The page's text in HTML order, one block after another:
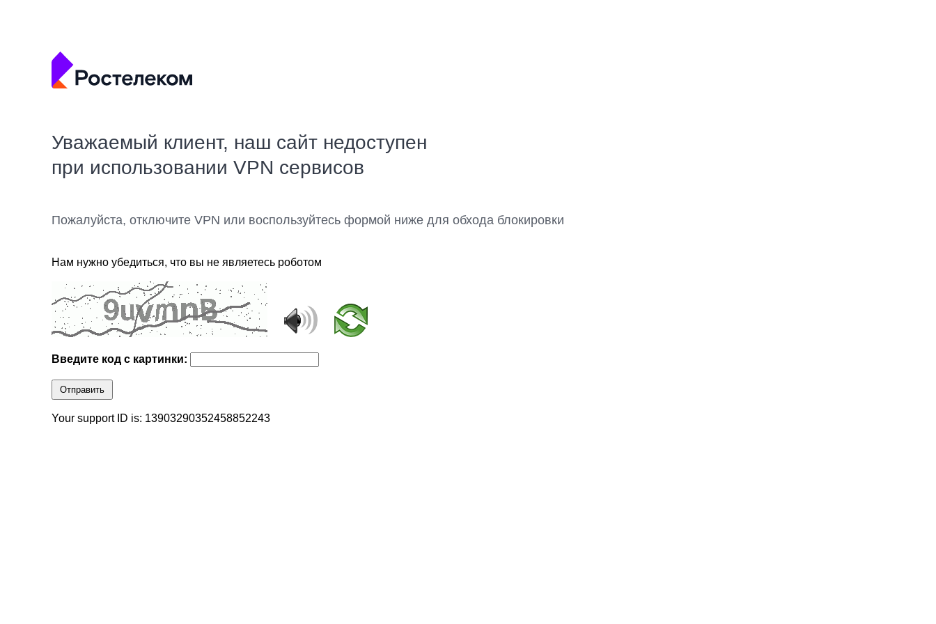
Уважаемый клиент, наш сайт недоступен
при использовании VPN сервисов
Пожалуйста, отключите VPN или воспользуйтесь формой ниже для обхода блокировки
Нам нужно убедиться, что вы не являетесь роботом
Введите код с картинки:
Отправить
Your support ID is: 13903290352458852243